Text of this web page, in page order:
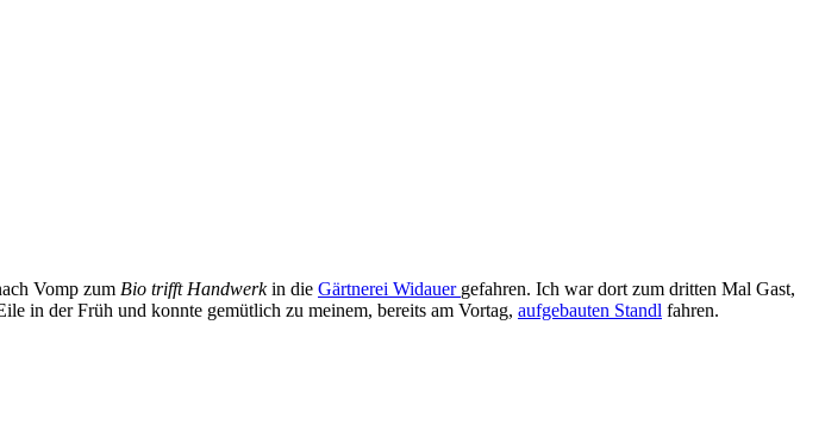
Vomp zum Bio trifft Handwerkin die Gärtnerei Widauer gefahren. Ich war dort zum dritten Mal Gast,
in der Früh und konnte gemütlich zu meinem, bereits am Vortag, aufgebauten Standl fahren.